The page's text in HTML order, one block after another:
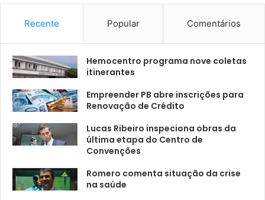
Recente Popular Comentários
Hemocentro programa nove coletas
itinerantes
Empreender PB abre inscrições para
Renovação de Crédito
Lucas Ribeiro inspeciona obras da
última etapa do Centro de
Convenções
Romero comenta situação da crise
na saúde